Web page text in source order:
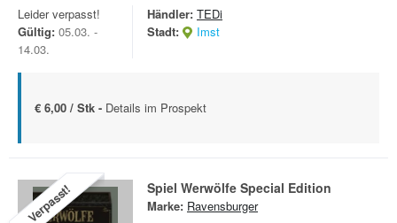
Leider verpasst!
Gültig: 05.03. -
14.03.
Händler: TEDi
Stadt:
Imst
€ 6,00 / Stk - Details im Prospekt
Verpasst! Spiel Werwölfe Special Edition
Marke: Ravensburger